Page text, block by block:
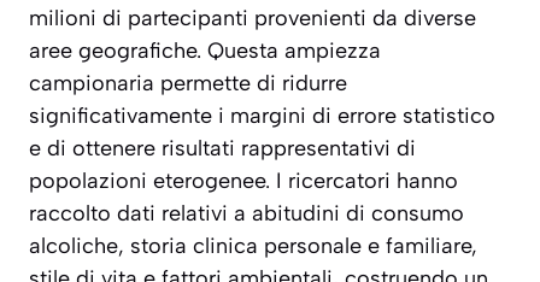
milioni di partecipanti provenienti da diverse
aree geografiche. Questa ampiezza
campionaria permette di ridurre
significativamente i margini di errore statistico
e di ottenere risultati rappresentativi di
popolazioni eterogenee. I ricercatori hanno
raccolto dati relativi a abitudini di consumo
alcoliche, storia clinica personale e familiare,